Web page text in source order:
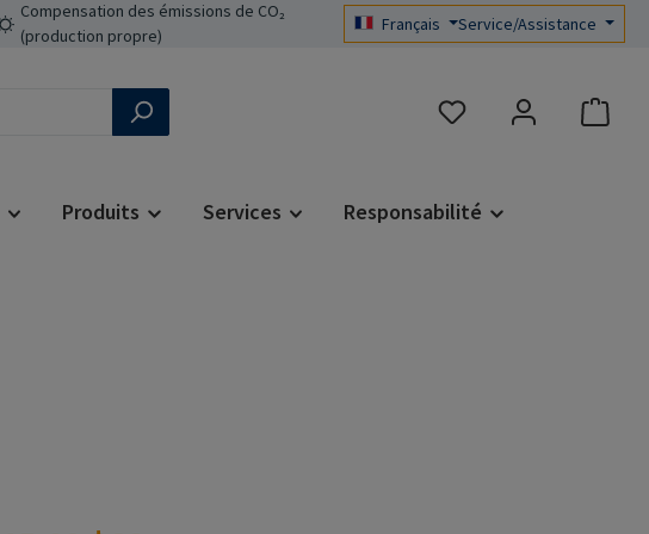
Compensation des émissions de CO₂
(production propre)
Français Service/Assistance
Vous avez 0 articles
Produits Services Responsabilité